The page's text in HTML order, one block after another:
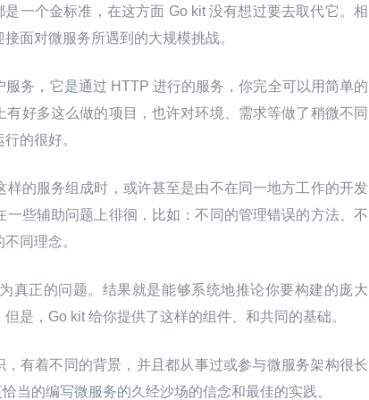
一个金标准，在这方面 Go kit 没有想过要去取代它。相
面对微服务所遇到的大规模挑战。
务，它是通过 HTTP 进行的服务，你完全可以用简单的
有好多这么做的项目，也许对环境、需求等做了稍微不同
的很好。
的服务组成时，或许甚至是由不在同一地方工作的开发
些辅助问题上徘徊，比如：不同的管理错误的方法、不
同理念。
真正的问题。结果就是能够系统地推论你要构建的庞大
是，Go kit 给你提供了这样的组件、和共同的基础。
有着不同的背景，并且都从事过或参与微服务架构很长
当的编写微服务的久经沙场的信念和最佳的实践。